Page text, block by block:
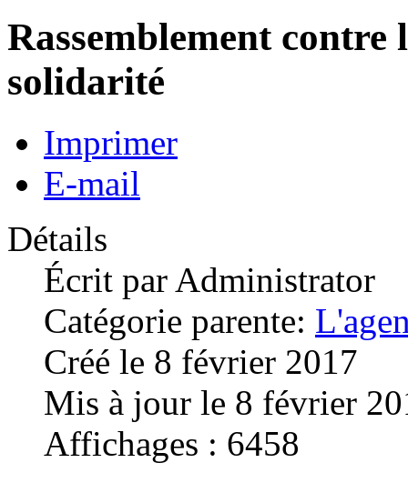
Rassemblement
solidarité
Imprimer
E-mail
Détails
Écrit par Administrator
Catégorie parente:
Créé le 8 février 2017
Mis à jour le 8 février
Affichages : 6458